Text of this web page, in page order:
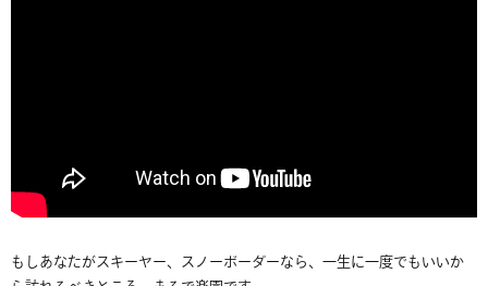
もしあなたがスキーヤー、スノーボーダーなら、一生に一度でもいいか